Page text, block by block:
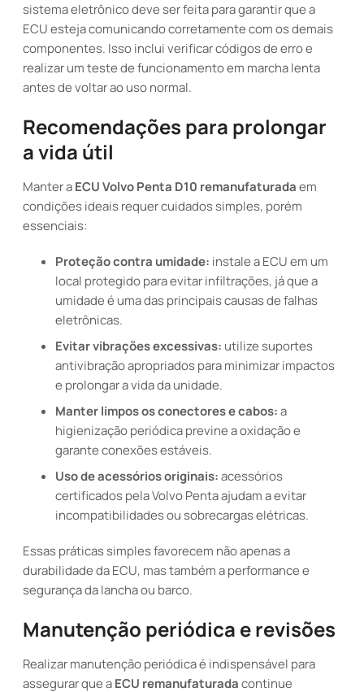
sistema eletrônico deve ser feita para garantir que a
ECU esteja comunicando corretamente com os demais
componentes. Isso inclui verificar códigos de erro e
realizar um teste de funcionamento em marcha lenta
antes de voltar ao uso normal.
Recomendações para prolongar
a vida útil
Manter aECU Volvo Penta D10 remanufaturadaem
condições ideais requer cuidados simples, porém
essenciais:
Proteção contra umidade: instale a ECU em um
local protegido para evitar infiltrações, já que a
umidade é uma das principais causas de falhas
eletrônicas.
Evitar vibrações excessivas: utilize suportes
antivibração apropriados para minimizar impactos
e prolongar a vida da unidade.
Manter limpos os conectores e cabos:a
higienização periódica previne a oxidação e
garante conexões estáveis.
Uso de acessórios originais:acessórios
certificados pela Volvo Penta ajudam a evitar
incompatibilidades ou sobrecargas elétricas.
Essas práticas simples favorecem não apenas a
durabilidade da ECU, mas também a performance e
segurança da lancha ou barco.
Manutenção periódica e revisões
Realizar manutenção periódica é indispensável para
assegurar que aECU remanufaturadacontinue